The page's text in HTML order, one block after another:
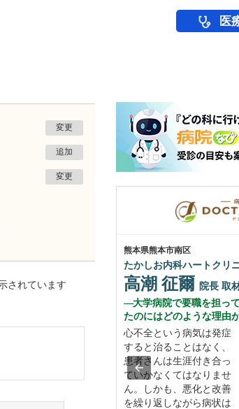
医
変更
追加
変更
されています
熊本県熊本市南区
たかしお内科ハートクリ
高潮 征爾 院長 取
大学病院で要職を担っ
たのにはどのような理由
心不全という病気は発症
すると治ることはなく、
患者さんは生涯付き合っ
ていかなくてはなりませ
ん。しかも、悪化と改善
を繰り返しながら病状は
記事